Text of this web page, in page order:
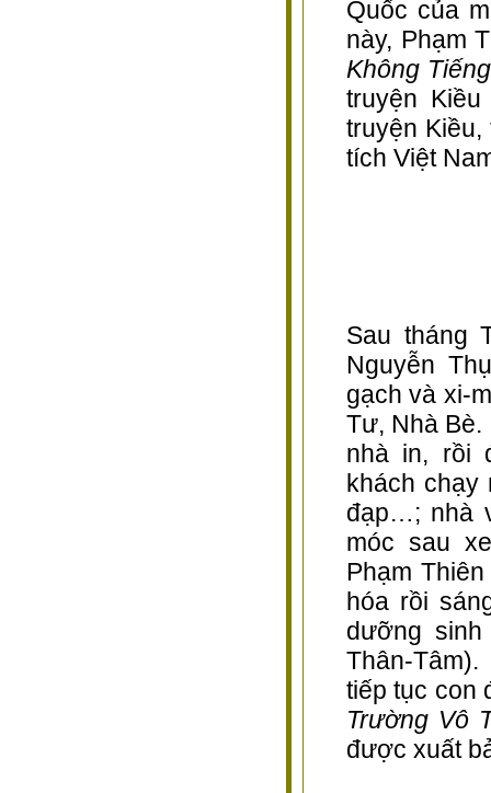
Quốc của
này, Phạm
Không Tiếng
truyện
truyện
tích Việt
Sau tháng
Nguyễn
gạch và xi-
Tư, Nhà Bè.
nhà in, rồi
khách chạy
đạp…; nhà
móc sau
Phạm
hóa rồi
dưỡng sinh
Thân-
tiếp tục con
Trường Vô
được xuất